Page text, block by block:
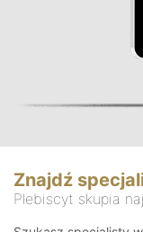
Znajdź
Plebiscyt skupia